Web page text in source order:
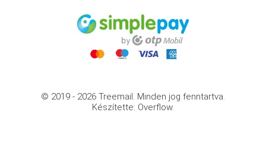
© 2019 - 2026 Treemail. Minden jog fenntartva.
Készítette: Overflow.